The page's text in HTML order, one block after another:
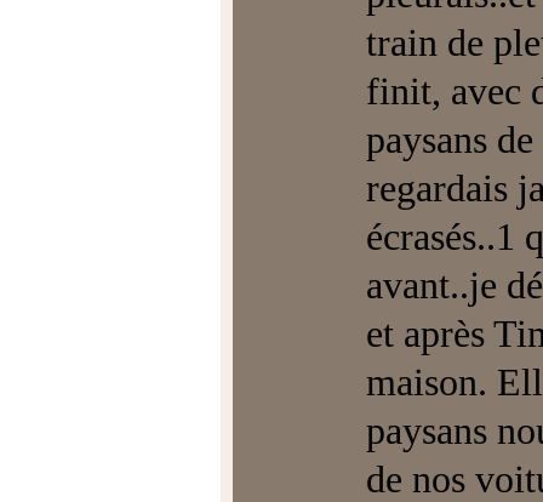
train de
finit, avec
paysans
regardais
écrasés..1
avant..je
et après
maison.
paysans
de nos